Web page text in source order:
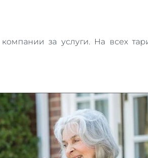
за услуги. На всех